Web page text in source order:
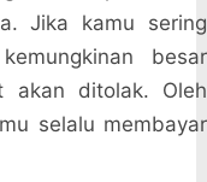
Jika kamu sering
besar
akan ditolak. Oleh
selalu membayar